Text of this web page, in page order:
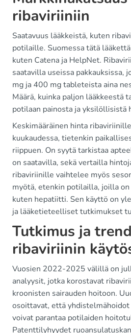
ribaviriiniin
Saatavuus lääkkeistä, kuten
potilaille. Suomessa tätä
kuten Catena ja HelpNet.
saatavilla useissa pakkauksissa,
mg ja 400 mg tableteista aina
Määrä, kuinka paljon lääkkeestä
potilaan painosta ja yksilöllisistä
Keskimääräinen hinta
kuukaudessa, tietenkin
riippuen. On syytä tarkistaa
on saatavilla, sekä vertailla
ribaviriinille vaihtelee myös
myötä, etenkin potilailla, joilla on
kuten hepatiitti. Sen käyttö on
ja lääketieteelliset tutkimukset
Tutkimus ja
ribaviriinin
Vuosien 2022-2025 välillä on
analyysit, jotka korostavat
kroonisten sairauden hoitoon.
osoittavat, että
voivat parantaa potilaiden
Patenttilyhyydet